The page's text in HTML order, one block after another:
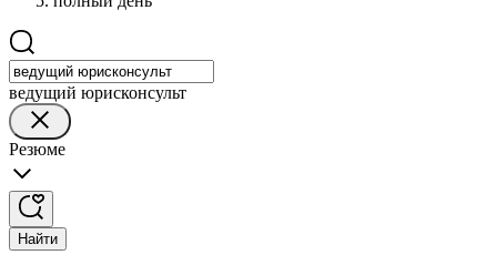
ведущий юрисконсульт
Резюме
Найти